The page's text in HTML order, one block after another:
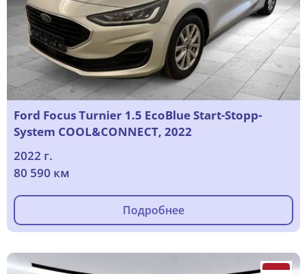
Ford Focus Turnier 1.5 EcoBlue Start-Stopp-
System COOL&CONNECT, 2022
2022 г.
80 590 км
Подробнее